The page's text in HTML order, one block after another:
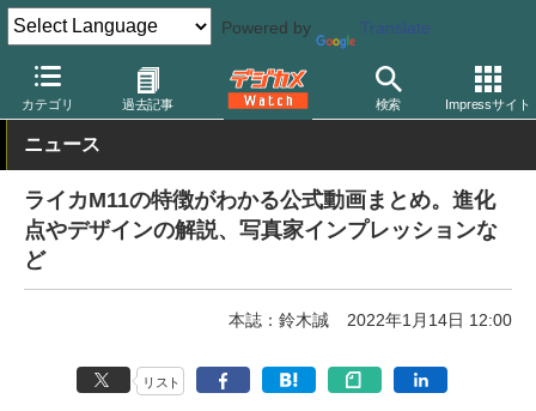
Powered by Translate
カテゴリ 過去記事 検索 Impressサイト
デジカメ Watch カメラ レンジファインダーカメラ ライカ
ニュース
ライカM11の特徴がわかる公式動画まとめ。進化
点やデザインの解説、写真家インプレッションな
ど
本誌：鈴木誠 2022年1月14日 12:00
リスト